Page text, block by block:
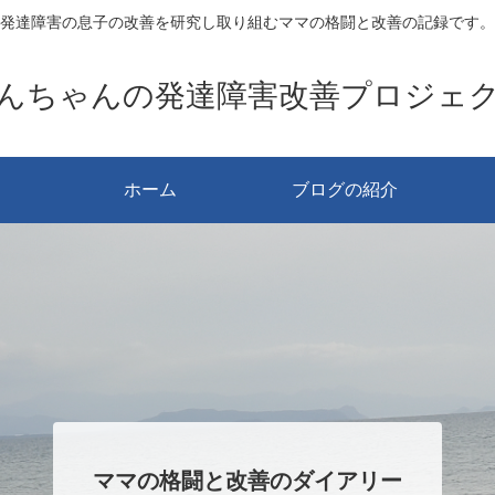
発達障害の息子の改善を研究し取り組むママの格闘と改善の記録です。
ちゃんの発達障害改善プロジェ
ホーム ブログの紹介
ママの格闘と改善のダイアリー